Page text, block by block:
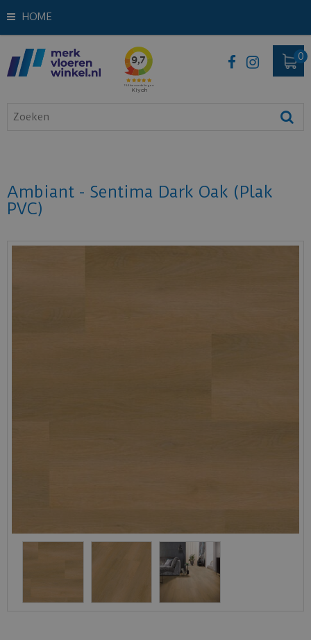
HOME
Ambiant - Sentima Dark Oak (Plak
PVC)